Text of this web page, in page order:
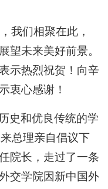
我们相聚在此，
望未来美好前景。
示热烈祝贺！向辛
衷心感谢！
史和优良传统的学
总理亲自倡议下
院长，走过了一条
交学院因新中国外